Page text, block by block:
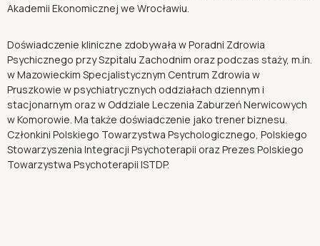
Akademii Ekonomicznej we Wrocławiu.
Doświadczenie kliniczne zdobywała w Poradni Zdrowia
Psychicznego przy Szpitalu Zachodnim oraz podczas staży, m.in.
w Mazowieckim Specjalistycznym Centrum Zdrowia w
Pruszkowie w psychiatrycznych oddziałach dziennym i
stacjonarnym oraz w Oddziale Leczenia Zaburzeń Nerwicowych
w Komorowie. Ma także doświadczenie jako trener biznesu.
Członkini Polskiego Towarzystwa Psychologicznego, Polskiego
Stowarzyszenia Integracji Psychoterapii oraz Prezes Polskiego
Towarzystwa Psychoterapii ISTDP.